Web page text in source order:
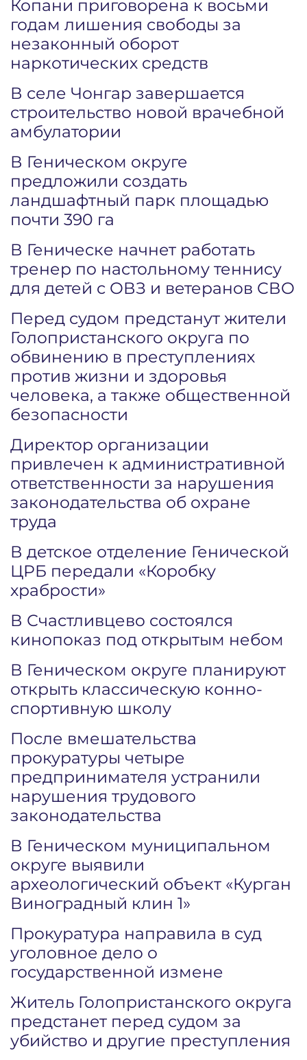
Копани приговорена к восьми
годам лишения свободы за
незаконный оборот
наркотических средств
В селе Чонгар завершается
строительство новой врачебной
амбулатории
В Геническом округе
предложили создать
ландшафтный парк площадью
почти 390 га
В Геническе начнет работать
тренер по настольному теннису
для детей с ОВЗ и ветеранов СВО
Перед судом предстанут жители
Голопристанского округа по
обвинению в преступлениях
против жизни и здоровья
человека, а также общественной
безопасности
Директор организации
привлечен к административной
ответственности за нарушения
законодательства об охране
труда
В детское отделение Генической
ЦРБ передали «Коробку
храбрости»
В Счастливцево состоялся
кинопоказ под открытым небом
В Геническом округе планируют
открыть классическую конно-
спортивную школу
После вмешательства
прокуратуры четыре
предпринимателя устранили
нарушения трудового
законодательства
В Геническом муниципальном
округе выявили
археологический объект «Курган
Виноградный клин 1»
Прокуратура направила в суд
уголовное дело о
государственной измене
Житель Голопристанского округа
предстанет перед судом за
убийство и другие преступления